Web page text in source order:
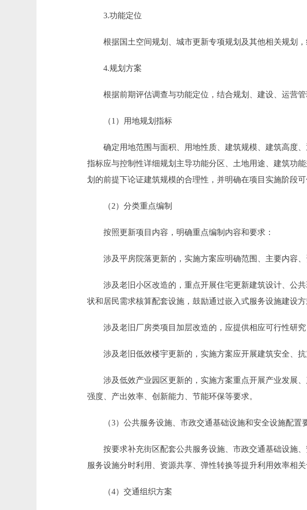
3.功能定位
根据国土空间规划、城市更新专项规划及其他相关规划，
4.规划方案
根据前期评估调查与功能定位，结合规划、建设、运营管
（1）用地规划指标
确定用地范围与面积、用地性质、建筑规模、建筑高度、
指标应与控制性详细规划主导功能分区、土地用途、建筑功
划的前提下论证建筑规模的合理性，并明确在项目实施阶段可
（2）分类重点编制
按照更新项目内容，明确重点编制内容和要求：
涉及平房院落更新的，实施方案应明确范围、主要内容、
涉及老旧小区改造的，重点开展住宅更新建筑设计、公共
状和居民需求核算配套设施，鼓励通过嵌入式服务设施建设方
涉及老旧厂房类项目加层改造的，应提供相应可行性研究
涉及老旧低效楼宇更新的，实施方案应开展建筑安全、抗
涉及低效产业园区更新的，实施方案重点开展产业发展、
强度、产出效率、创新能力、节能环保等要求。
（3）公共服务设施、市政交通基础设施和安全设施配置
按要求补充街区配套公共服务设施、市政交通基础设施、
服务设施分时利用、资源共享、弹性转换等提升利用效率相
（4）交通组织方案